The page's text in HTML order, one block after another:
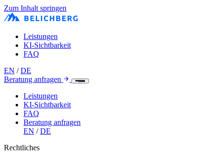
Zum Inhalt springen
Leistungen
KI-Sichtbarkeit
FAQ
EN / DE
Beratung anfragen
Leistungen
KI-Sichtbarkeit
FAQ
Beratung anfragen
EN / DE
Rechtliches